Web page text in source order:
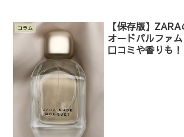
コラム
【保存版】
オードパルファ
口コミや香りも！